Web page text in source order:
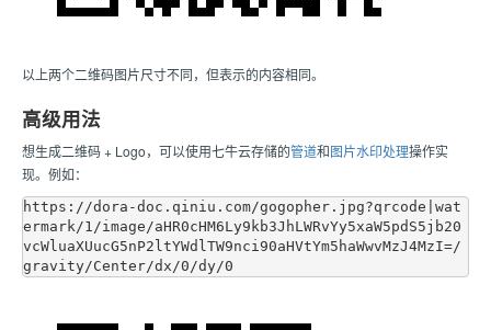
以上两个二维码图片尺寸不同，但表示的内容相同。
高级用法
想生成二维码 + Logo，可以使用七牛云存储的管道和图片水印处理操作实
现。例如：
https://dora-doc.qiniu.com/gogopher.jpg?qrcode|wat
ermark/1/image/aHR0cHM6Ly9kb3JhLWRvYy5xaW5pdS5jb20
vcWluaXUucG5nP2ltYWdlTW9nci90aHVtYm5haWwvMzJ4MzI=/